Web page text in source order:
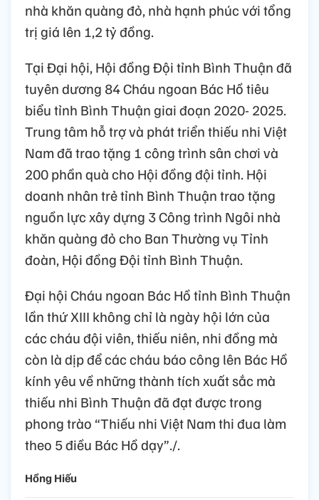
nhà khăn quàng đỏ, nhà hạnh phúc với tổng
trị giá lên 1,2 tỷ đồng.
Tại Đại hội, Hội đồng Đội tỉnh Bình Thuận đã
tuyên dương 84 Cháu ngoan Bác Hồ tiêu
biểu tỉnh Bình Thuận giai đoạn 2020- 2025.
Trung tâm hỗ trợ và phát triển thiếu nhi Việt
Nam đã trao tặng 1 công trình sân chơi và
200 phần quà cho Hội đồng đội tỉnh. Hội
doanh nhân trẻ tỉnh Bình Thuận trao tặng
nguồn lực xây dựng 3 Công trình Ngôi nhà
khăn quàng đỏ cho Ban Thường vụ Tỉnh
đoàn, Hội đồng Đội tỉnh Bình Thuận.
Đại hội Cháu ngoan Bác Hồ tỉnh Bình Thuận
lần thứ XIII không chỉ là ngày hội lớn của
các cháu đội viên, thiếu niên, nhi đồng mà
còn là dịp để các cháu báo công lên Bác Hồ
kính yêu về những thành tích xuất sắc mà
thiếu nhi Bình Thuận đã đạt được trong
phong trào “Thiếu nhi Việt Nam thi đua làm
theo 5 điều Bác Hồ dạy”./.
Hồng Hiếu